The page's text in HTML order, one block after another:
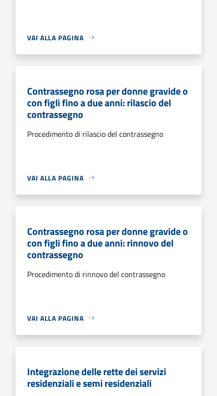
VAI ALLA PAGINA
Contrassegno rosa per donne gravide o
con figli fino a due anni: rilascio del
contrassegno
Procedimento di rilascio del contrassegno
VAI ALLA PAGINA
Contrassegno rosa per donne gravide o
con figli fino a due anni: rinnovo del
contrassegno
Procedimento di rinnovo del contrassegno
VAI ALLA PAGINA
Integrazione delle rette dei servizi
residenziali e semi residenziali